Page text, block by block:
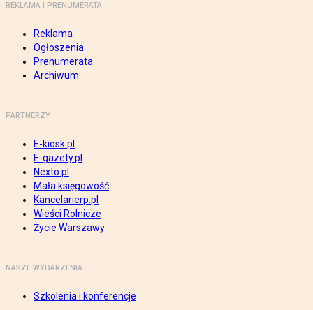
REKLAMA I PRENUMERATA
Reklama
Ogłoszenia
Prenumerata
Archiwum
PARTNERZY
E-kiosk.pl
E-gazety.pl
Nexto.pl
Mała księgowość
Kancelarierp.pl
Wieści Rolnicze
Życie Warszawy
NASZE WYDARZENIA
Szkolenia i konferencje